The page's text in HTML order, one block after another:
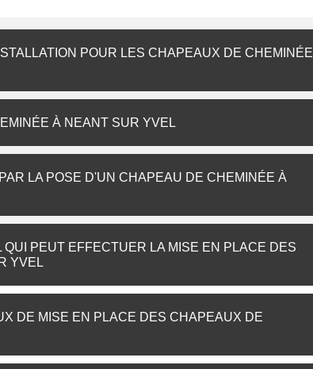
POUR LES CHAPEAUX DE CHEMINÉE
À NEANT SUR YVEL
LA POSE D'UN CHAPEAU DE CHEMINÉE À
PEUT EFFECTUER LA MISE EN PLACE DES
YVEL
DE MISE EN PLACE DES CHAPEAUX DE